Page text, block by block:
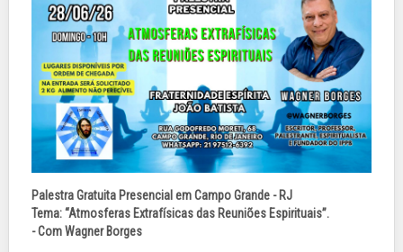
Palestra Gratuita Presencial em Campo Grande - RJ
Tema: “Atmosferas Extrafísicas das Reuniões Espirituais”.
- Com Wagner Borges